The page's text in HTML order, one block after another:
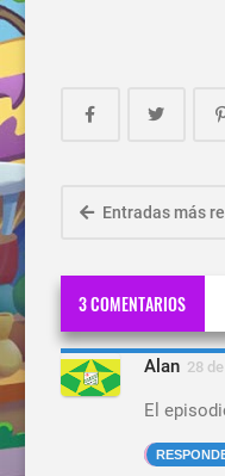
Entradas más
3 COMENTARIOS
Alan 28
El